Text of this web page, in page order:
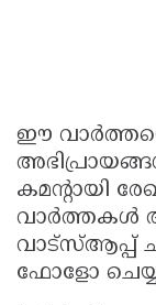
ഈ
കമന്റായി
വാർത്തകൾ
വാട്സ്ആപ്പ്
ഫോളോ